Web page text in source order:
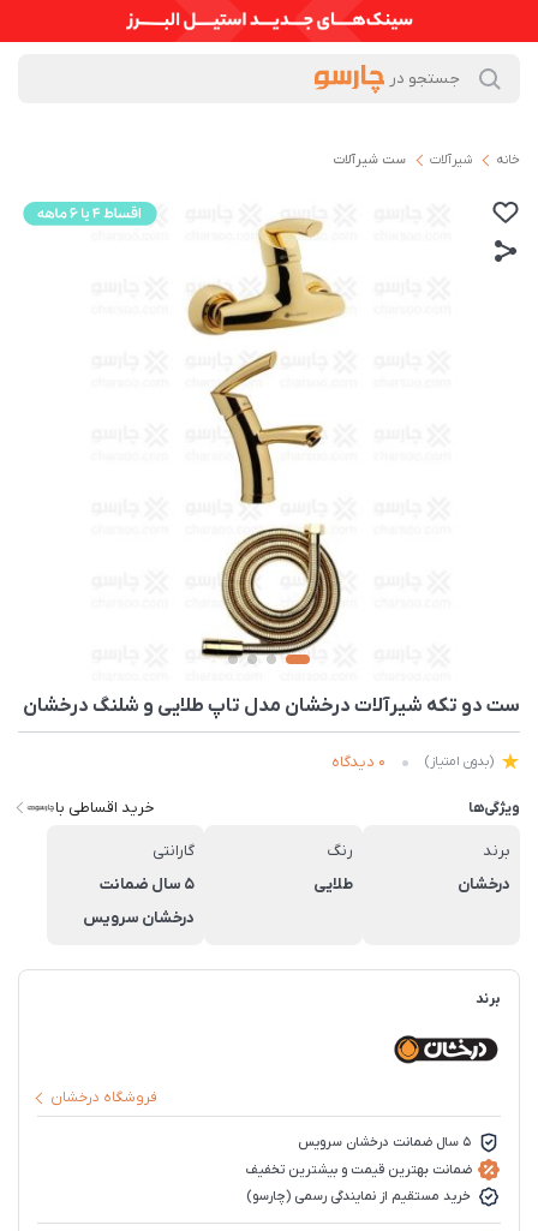
خانه شیرآلات ست شیرآلات
ست دو تکه شیرآلات درخشان مدل تاپ طلایی و شلنگ درخشان
(بدون امتیاز) 0 دیدگاه
ویژگی‌ها خرید اقساطی با
برند
درخشان
رنگ
طلایی
گارانتی
5 سال ضمانت
درخشان سرویس
برند
فروشگاه درخشان
5 سال ضمانت درخشان سرویس
ضمانت بهترین قیمت و بیشترین تخفیف
خرید مستقیم از نمایندگی رسمی (چارسو)